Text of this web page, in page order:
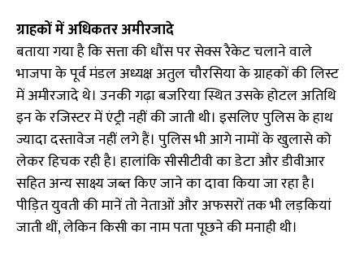
ग्राहकों में अधिकतर अमीरजादे
बताया गया है कि सत्ता की धौंस पर सेक्स रैकेट चलाने वाले
भाजपा के पूर्व मंडल अध्यक्ष अतुल चौरसिया के ग्राहकों की लिस्ट
में अमीरजादे थे। उनकी गढ़ा बजरिया स्थित उसके होटल अतिथि
इन के रजिस्टर में एंट्री नहीं की जाती थी। इसलिए पुलिस के हाथ
ज्यादा दस्तावेज नहीं लगे हैं। पुलिस भी आगे नामों के खुलासे को
लेकर हिचक रही है। हालांकि सीसीटीवी का डेटा और डीवीआर
सहित अन्य साक्ष्य जब्त किए जाने का दावा किया जा रहा है।
पीड़ित युवती की मानें तो नेताओं और अफसरों तक भी लड़कियां
जाती थीं, लेकिन किसी का नाम पता पूछने की मनाही थी।